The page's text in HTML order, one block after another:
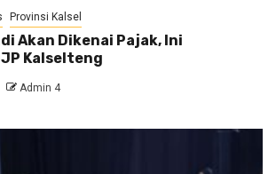
Provinsi Kalsel
Akan Dikenai Pajak, Ini
Kalselteng
Admin 4